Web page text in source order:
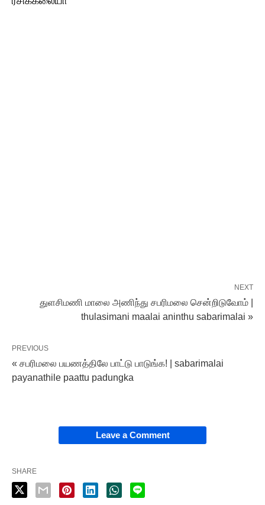
NEXT
துளசிமணி மாலை அணிந்து சபரிமலை சென்றிடுவோம் |
thulasimani maalai aninthu sabarimalai »
PREVIOUS
« சபரிமலை பயணத்திலே பாட்டு பாடுங்க! | sabarimalai
payanathile paattu padungka
Leave a Comment
SHARE